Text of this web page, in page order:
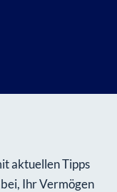
aktuellen Tipps
Ihr Vermögen